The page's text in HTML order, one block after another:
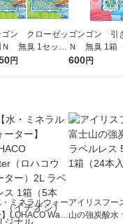
ゴン クローゼッ
Ｎ 無臭 1セット
入×2箱） KINC
円
ゴンゴン 引
Ｎ 無臭 1箱
入） KINCHO
600円
・ミネラルウォー
LOHACO Wate
アイリスフー
山の強炭酸水